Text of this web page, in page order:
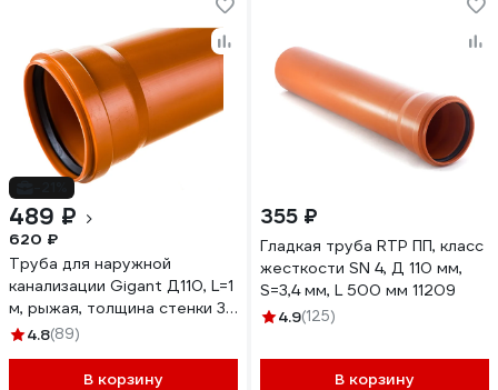
489 ₽
620 ₽
Труба для наружной
канализации Gigant Д110, L=1
м, рыжая, толщина стенки 3.4
мм, класс жесткости SN 4
4.8(89)
В корзину
355 ₽
Гладкая труба RTP ПП, класс
жесткости SN 4, Д 110 мм,
S=3,4 мм, L 500 мм 11209
4.9(125)
В корзину